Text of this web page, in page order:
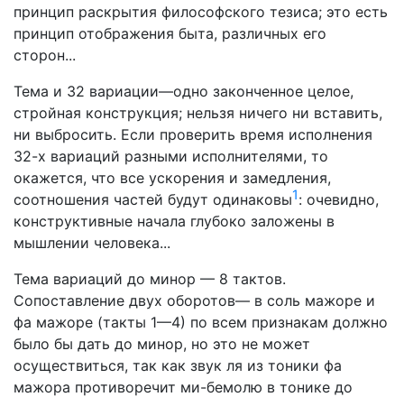
принцип раскрытия философского тезиса; это есть
принцип отображения быта, различных его
сторон...
Тема и 32 вариации—одно законченное целое,
стройная конструкция; нельзя ничего ни вставить,
ни выбросить. Если проверить время исполнения
32-х вариаций разными исполнителями, то
окажется, что все ускорения и замедления,
соотношения частей будут одинаковы1: очевидно,
конструктивные начала глубоко заложены в
мышлении человека...
Тема вариаций до минор — 8 тактов.
Сопоставление двух оборотов— в соль мажоре и
фа мажоре (такты 1—4) по всем признакам должно
было бы дать до минор, но это не может
осуществиться, так как звук ля из тоники фа
мажора противоречит ми-бемолю в тонике до